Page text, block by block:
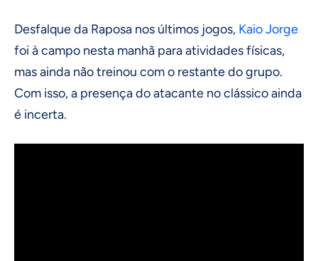
Desfalque da Raposa nos últimos jogos, Kaio Jorge
foi à campo nesta manhã para atividades físicas,
mas ainda não treinou com o restante do grupo.
Com isso, a presença do atacante no clássico ainda
é incerta.